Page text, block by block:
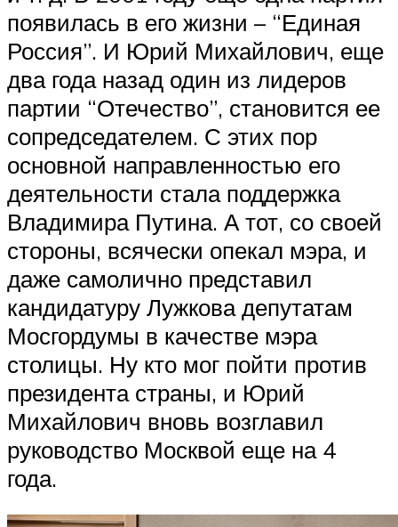
появилась в его жизни – “Единая
Россия”. И Юрий Михайлович, еще
два года назад один из лидеров
партии “Отечество”, становится ее
сопредседателем. С этих пор
основной направленностью его
деятельности стала поддержка
Владимира Путина. А тот, со своей
стороны, всячески опекал мэра, и
даже самолично представил
кандидатуру Лужкова депутатам
Мосгордумы в качестве мэра
столицы. Ну кто мог пойти против
президента страны, и Юрий
Михайлович вновь возглавил
руководство Москвой еще на 4
года.